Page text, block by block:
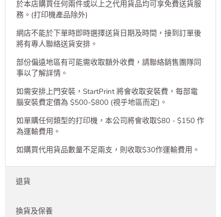
於本店購買任何兩件或以上之代用貨品均可享免費送貨服
務。(打印機產品除外)
網店不能於下單時即時選擇送貨日期及時間，接到訂單後
將有專人聯絡送貨安排。
部份偏遠地區有可能需收取額外收費，請聯絡銷售團隊同
事以了解詳情。
如需安排上門安裝，StartPrint 將會收取安裝費，每部電
腦安裝費定價為 $500-$800 (視乎地區而定)。
如單購任何類型的打印機，本公司將會收取$80 - $150 作
為運輸費用。
如購買代用貨品數量不足兩支，則收取$30作運輸費用。
退貨
換貨及保養